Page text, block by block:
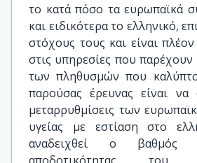
το κατά πόσο τα ευρωπαϊκά
και ειδικότερα το ελληνικό,
στόχους τους και είναι
στις υπηρεσίες που παρέχουν
των πληθυσμών που
παρούσας έρευνας είναι να
μεταρρυθμίσεις των
υγείας με εστίαση στο
αναδειχθεί ο βαθμός